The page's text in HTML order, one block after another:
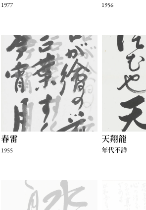
1977 1956
春雷
1955
天翔龍
年代不詳